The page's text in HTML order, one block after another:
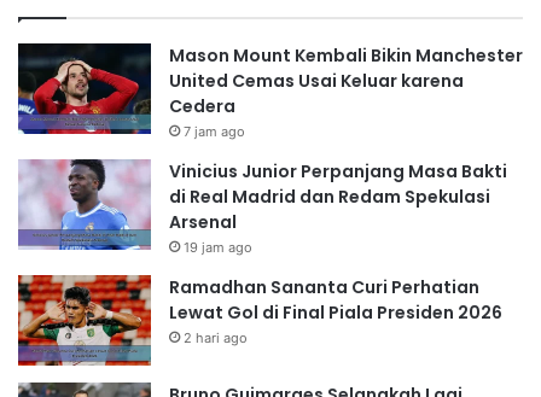
Mason Mount Kembali Bikin Manchester
United Cemas Usai Keluar karena
Cedera
7 jam ago
Vinicius Junior Perpanjang Masa Bakti
di Real Madrid dan Redam Spekulasi
Arsenal
19 jam ago
Ramadhan Sananta Curi Perhatian
Lewat Gol di Final Piala Presiden 2026
2 hari ago